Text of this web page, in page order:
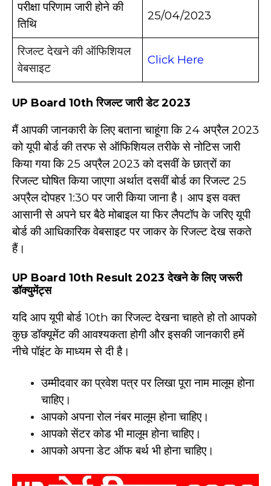
परीक्षा परिणाम जारी होने की
तिथि
25/04/2023
रिजल्ट देखने की ऑफिशियल
वेबसाइट
Click Here
UP Board 10thरिजल्ट जारी डेट2023
मैं आपकी जानकारी के लिए बताना चाहूंगा कि 24 अप्रैल 2023
को यूपी बोर्ड की तरफ से ऑफिशियल तरीके से नोटिस जारी
किया गया कि 25 अप्रैल 2023 को दसवीं के छात्रों का
रिजल्ट घोषित किया जाएगा अर्थात दसवीं बोर्ड का रिजल्ट 25
अप्रैल दोपहर 1:30 पर जारी किया जाना है। आप इस वक्त
आसानी से अपने घर बैठे मोबाइल या फिर लैपटॉप के जरिए यूपी
बोर्ड की आधिकारिक वेबसाइट पर जाकर के रिजल्ट देख सकते
हैं।
UP Board 10th Result 2023देखने के लिए जरूरी
डॉक्युमेंट्स
यदि आप यूपी बोर्ड 10th का रिजल्ट देखना चाहते हो तो आपको
कुछ डॉक्यूमेंट की आवश्यकता होगी और इसकी जानकारी हमें
नीचे पॉइंट के माध्यम से दी है।
उम्मीदवार का प्रवेश पत्र पर लिखा पूरा नाम मालूम होना
चाहिए।
आपको अपना रोल नंबर मालूम होना चाहिए।
आपको सेंटर कोड भी मालूम होना चाहिए।
आपको अपना डेट ऑफ बर्थ भी होना चाहिए।